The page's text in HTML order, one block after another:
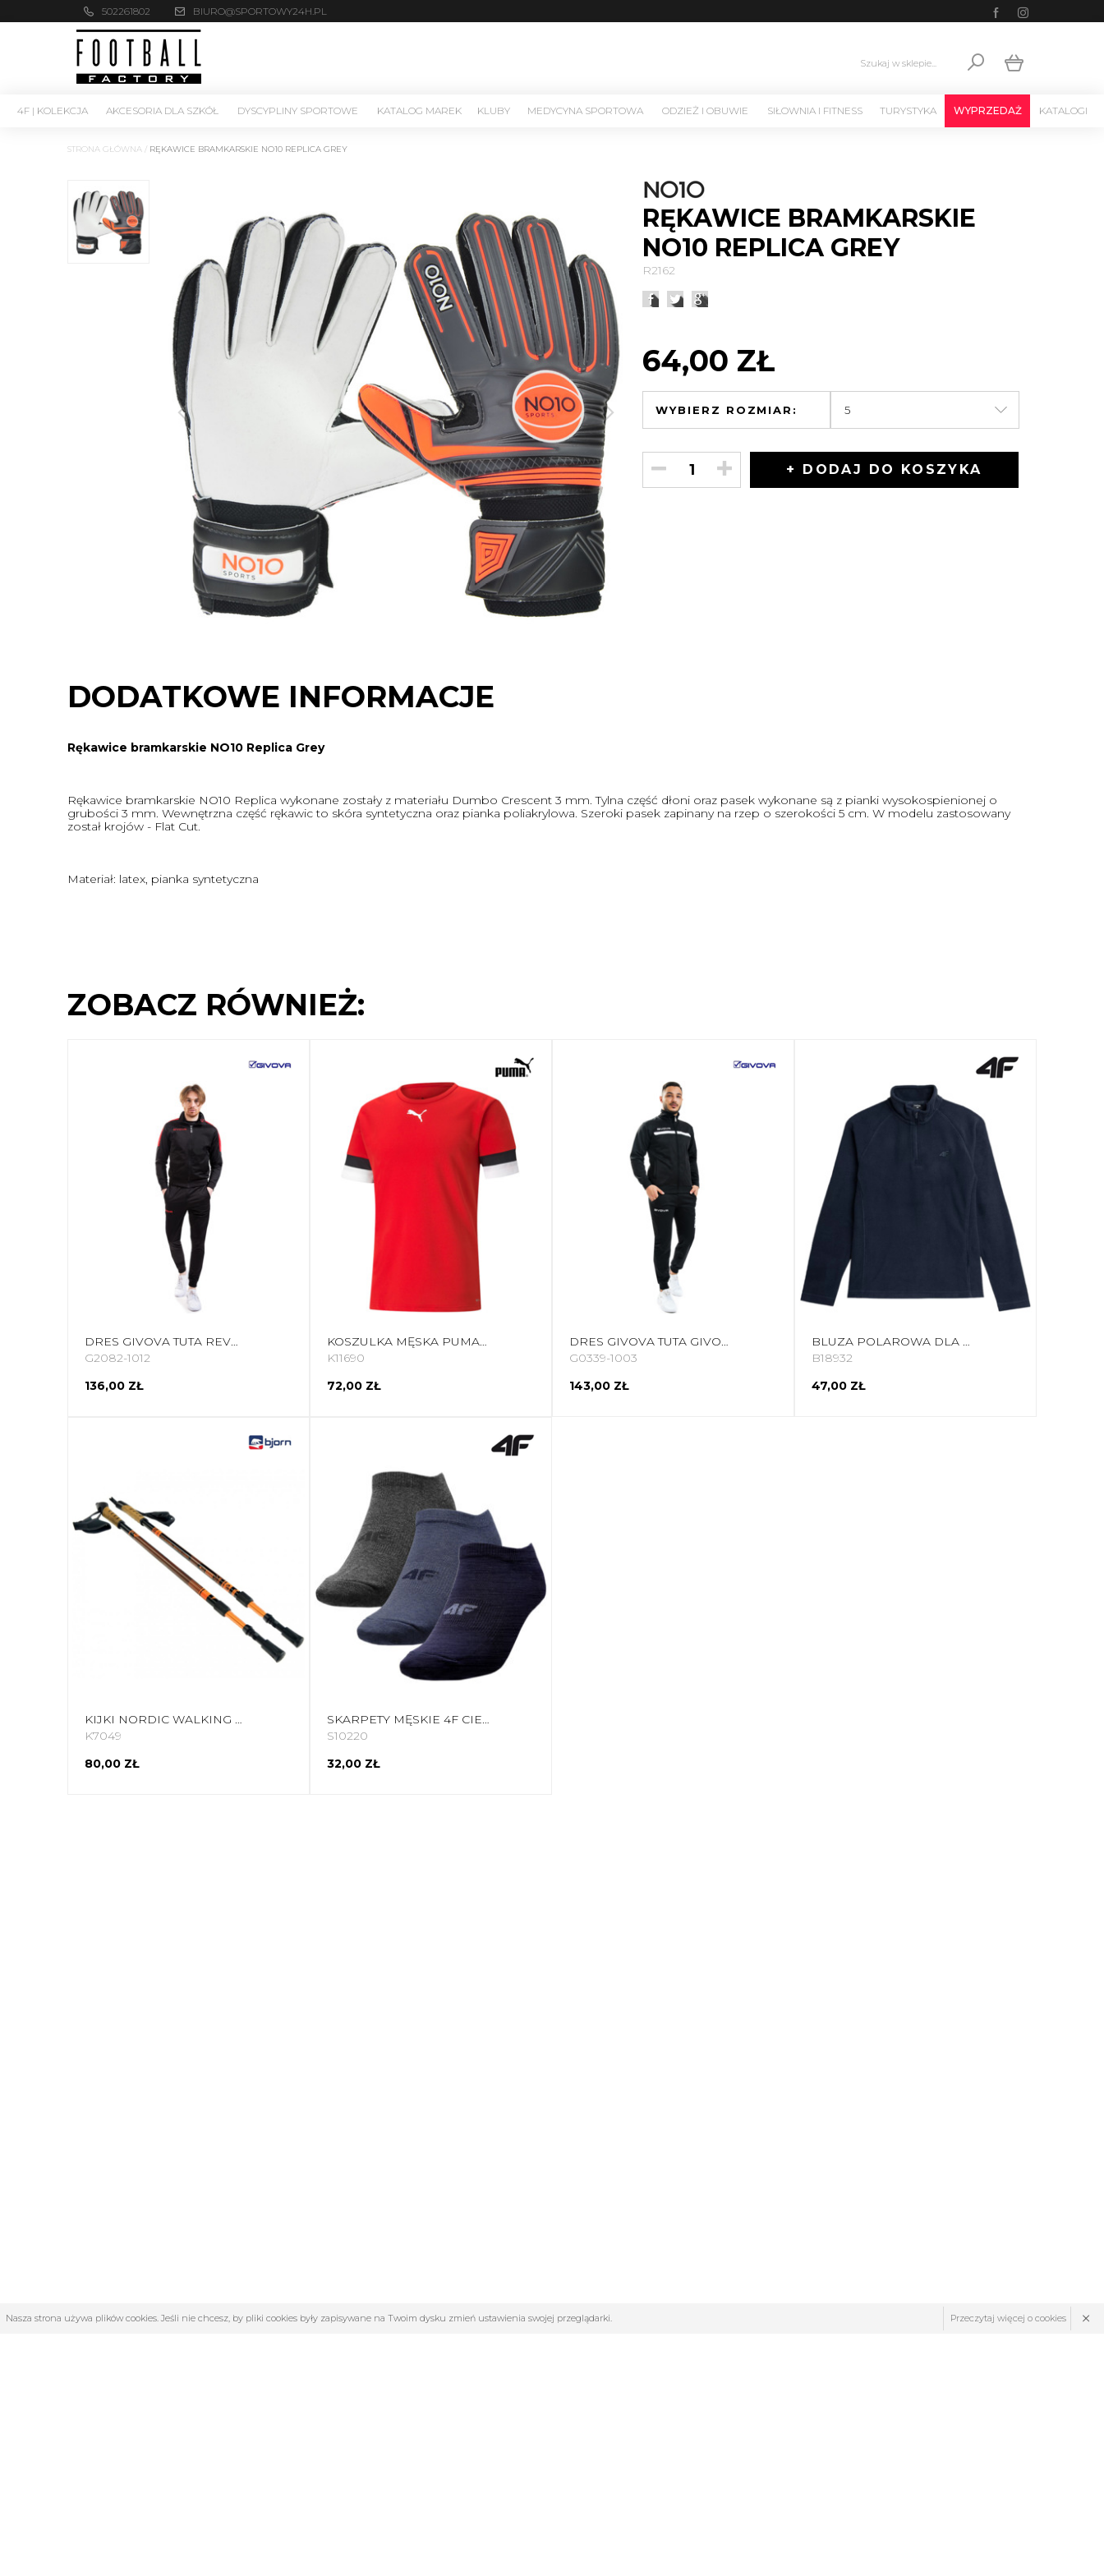
502261802 BIURO@SPORTOWY24H.PL
Szukaj w sklepie...
4F | KOLEKCJA AKCESORIA DLA SZKÓŁ DYSCYPLINY SPORTOWE KATALOG MAREK KLUBY MEDYCYNA SPORTOWA ODZIEŻ I OBUWIE SIŁOWNIA I FITNESS TURYSTYKA WYPRZEDAŻ KATALOGI
STRONA GŁÓWNA / RĘKAWICE BRAMKARSKIE NO10 REPLICA GREY
RĘKAWICE BRAMKARSKIE
NO10 REPLICA GREY
R2162
64,00 ZŁ
WYBIERZ ROZMIAR:
+ DODAJ DO KOSZYKA
DODATKOWE INFORMACJE
Rękawice bramkarskie NO10 Replica Grey
Rękawice bramkarskie NO10 Replica wykonane zostały z materiału Dumbo Crescent 3 mm. Tylna część dłoni oraz pasek wykonane są z pianki wysokospienionej o
grubości 3 mm. Wewnętrzna część rękawic to skóra syntetyczna oraz pianka poliakrylowa. Szeroki pasek zapinany na rzep o szerokości 5 cm. W modelu zastosowany
został krojów - Flat Cut.
Materiał: latex, pianka syntetyczna
ZOBACZ RÓWNIEŻ:
DRES GIVOVA TUTA REVOLUTION CZARNO-CZERWONY TR033 1012
G2082-1012
136,00 ZŁ
KOSZULKA MĘSKA PUMA TEAMRISE JERSEY CZERWONA 704932 01
K11690
72,00 ZŁ
DRES GIVOVA TUTA GIVOVA ONE CZARNO-BIAŁY TT012 1003
G0339-1003
143,00 ZŁ
BLUZA POLAROWA DLA DZIEWCZYNKI 4F GRANATOWA HJZ21 JBIDP001 31S
B18932
47,00 ZŁ
KIJKI NORDIC WALKING PACER BJORN POMARAŃCZOWY 2 CZĘŚCIOWY
K7049
80,00 ZŁ
SKARPETY MĘSKIE 4F CIEMNY GRANAT, GRANAT MELANŻ H4L22 SOM003 30M+31M+24
S10220
32,00 ZŁ
Nasza strona używa plików cookies. Jeśli nie chcesz, by pliki cookies były zapisywane na Twoim dysku zmień ustawienia swojej przeglądarki. ×
Przeczytaj więcej o cookies